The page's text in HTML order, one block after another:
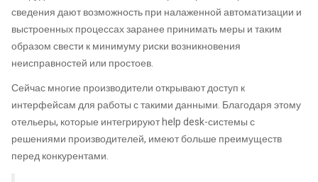
сведения дают возможность при налаженной автоматизации и
выстроенных процессах заранее принимать меры и таким
образом свести к минимуму риски возникновения
неисправностей или простоев.
Сейчас многие производители открывают доступ к
интерфейсам для работы с такими данными. Благодаря этому
отельеры, которые интегрируют help desk-системы с
решениями производителей, имеют больше преимуществ
перед конкурентами.